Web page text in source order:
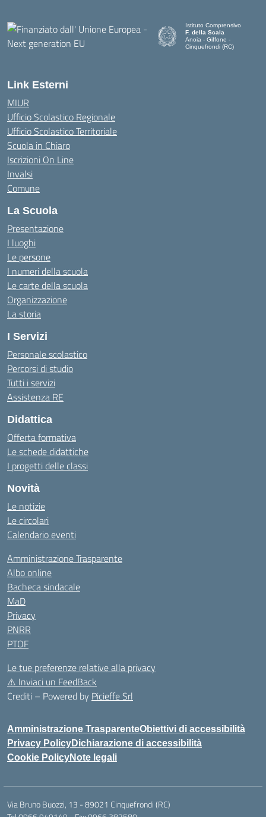
Istituto Comprensivo
F. della Scala
Anoia - Giffone -
Cinquefrondi (RC)
Link Esterni
MIUR
Ufficio Scolastico Regionale
Ufficio Scolastico Territoriale
Scuola in Chiaro
Iscrizioni On Line
Invalsi
Comune
La Scuola
Presentazione
I luoghi
Le persone
I numeri della scuola
Le carte della scuola
Organizzazione
La storia
I Servizi
Personale scolastico
Percorsi di studio
Tutti i servizi
Assistenza RE
Didattica
Offerta formativa
Le schede didattiche
I progetti delle classi
Novità
Le notizie
Le circolari
Calendario eventi
Amministrazione Trasparente
Albo online
Bacheca sindacale
MaD
Privacy
PNRR
PTOF
Le tue preferenze relative alla privacy
⚠️ Inviaci un FeedBack
Crediti – Powered by Picieffe Srl
Amministrazione TrasparenteObiettivi di accessibilità
Privacy PolicyDichiarazione di accessibilità
Cookie PolicyNote legali
Via Bruno Buozzi, 13 - 89021 Cinquefrondi (RC)